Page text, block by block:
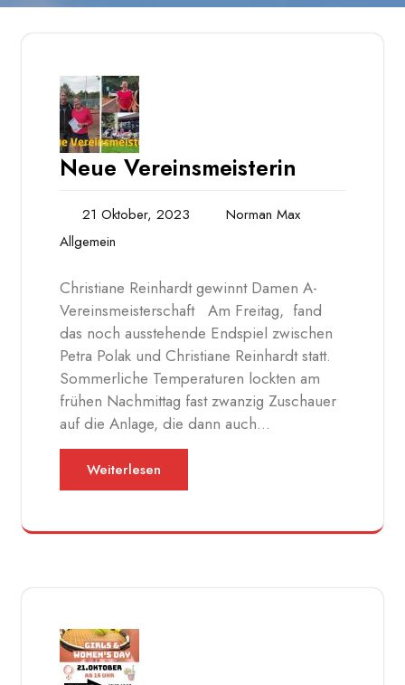
Neue Vereinsmeisterin
21 Oktober, 2023
Norman Max
Allgemein
Christiane Reinhardt gewinnt Damen A-
Vereinsmeisterschaft Am Freitag, fand
das noch ausstehende Endspiel zwischen
Petra Polak und Christiane Reinhardt statt.
Sommerliche Temperaturen lockten am
frühen Nachmittag fast zwanzig Zuschauer
auf die Anlage, die dann auch…
Weiterlesen